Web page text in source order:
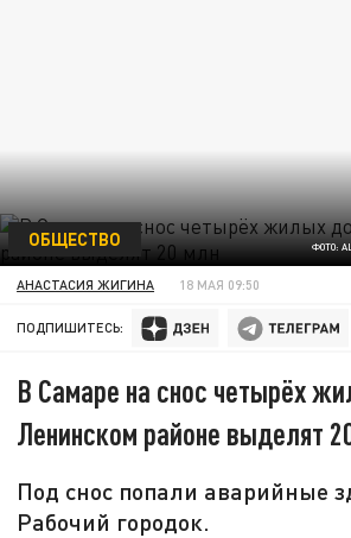
ФОТО:
ОБЩЕСТВО
АНАСТАСИЯ ЖИГИНА 18 МАЯ 09:50
ПОДПИШИТЕСЬ:
В Самаре на снос четырёх
Ленинском районе выделят
Под снос попали аварийные
Рабочий городок.